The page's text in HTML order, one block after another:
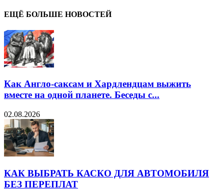
ЕЩЁ БОЛЬШЕ НОВОСТЕЙ
Как Англо-саксам и Хардлендцам выжить
вместе на одной планете. Беседы с...
02.08.2026
КАК ВЫБРАТЬ КАСКО ДЛЯ АВТОМОБИЛЯ
БЕЗ ПЕРЕПЛАТ